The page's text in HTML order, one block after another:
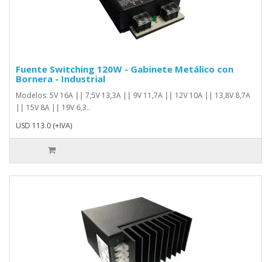
Fuente Switching 120W - Gabinete Metálico con
Bornera - Industrial
Modelos: 5V 16A || 7,5V 13,3A || 9V 11,7A || 12V 10A || 13,8V 8,7A
|| 15V 8A || 19V 6,3..
USD 113.0 (+IVA)